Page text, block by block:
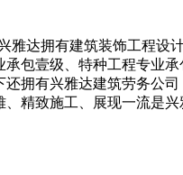
雅达拥有建筑装饰工程
包壹级、特种工程专业
拥有兴雅达建筑劳务公
精致施工、展现一流是